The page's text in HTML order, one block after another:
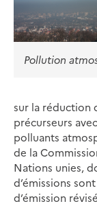
Pollution
sur la réduction
précurseurs
polluants
de la
Nations unies,
d’émissions
d’émission